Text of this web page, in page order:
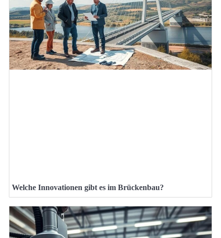
Welche Innovationen gibt es im Brückenbau?